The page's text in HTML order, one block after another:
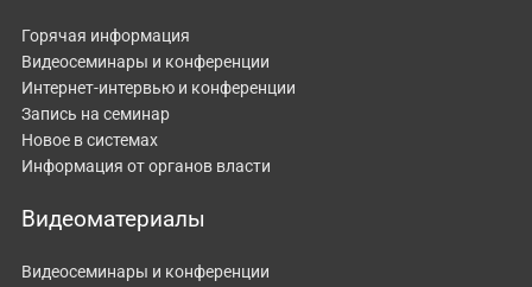
Горячая информация
Видеосеминары и конференции
Интернет-интервью и конференции
Запись на семинар
Новое в системах
Информация от органов власти
Видеоматериалы
Видеосеминары и конференции